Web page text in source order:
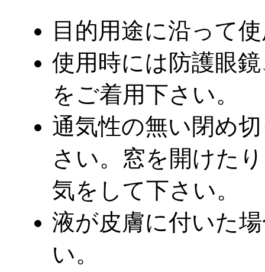
目的用途に沿って
使用時には防護眼
をご着用下さい。
通気性の無い閉め
さい。窓を開けた
気をして下さい。
液が皮膚に付いた
い。